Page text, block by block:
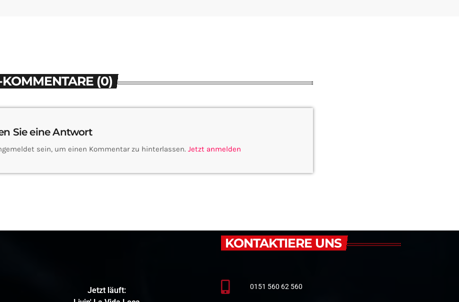
KOMMENTARE (0)
Sie eine Antwort
sein, um einen Kommentar zu hinterlassen. Jetzt anmelden
Jetzt läuft:
KONTAKTIERE UNS
0151 560 62 560